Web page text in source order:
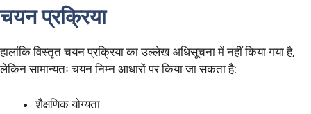
चयन प्रक्रिया
हालांकि विस्तृत चयन प्रक्रिया का उल्लेख अधिसूचना में नहीं किया गया है,
लेकिन सामान्यतः चयन निम्न आधारों पर किया जा सकता है:
शैक्षणिक योग्यता